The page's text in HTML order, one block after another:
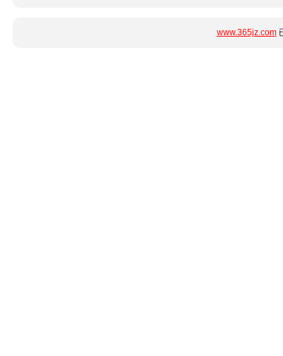
www.365jz.com